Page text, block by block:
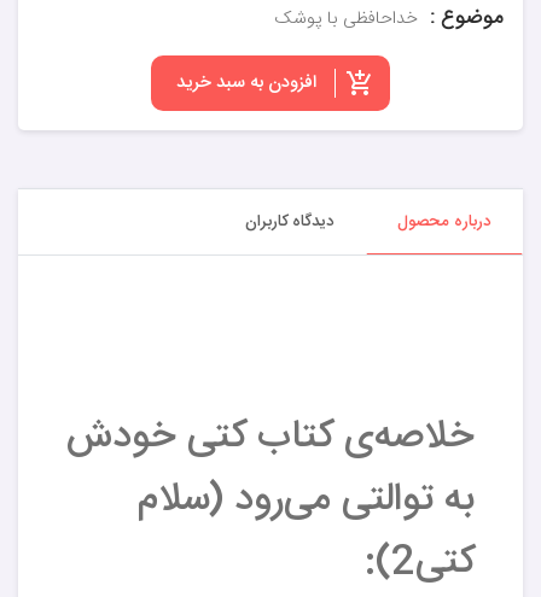
موضوع : خداحافظی با پوشک
افزودن به سبد خرید
درباره محصول دیدگاه کاربران
خلاصه‌ی کتاب کتی خودش
به توالتی می‌رود (سلام
کتی2):